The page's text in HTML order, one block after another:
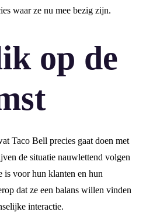
waar ze nu mee bezig zijn.
op de
Taco Bell precies gaat doen met
de situatie nauwlettend volgen
is voor hun klanten en hun
dat ze een balans willen vinden
interactie.